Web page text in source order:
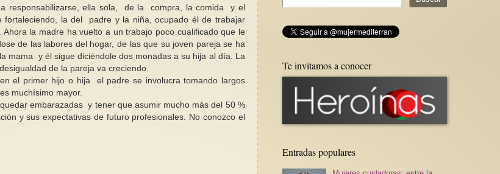
responsabilizarse, ella sola, de la compra, la comida y el
la del padre y la niña, ocupado él de trabajar
la madre ha vuelto a un trabajo poco cualificado que le
de las labores del hogar, de las que su joven pareja se ha
mama y él sigue diciéndole dos monadas a su hija al día. La
de la pareja va creciendo.
el primer hijo o hija el padre se involucra tomando largos
muchísimo mayor.
embarazadas y tener que asumir mucho más del 50 %
y sus expectativas de futuro profesionales. No conozco el
Te invitamos a conocer
Entradas populares